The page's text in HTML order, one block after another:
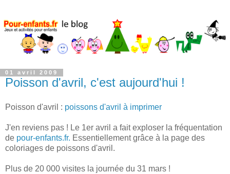
01 avril 2009
Poisson d'avril, c'est aujourd'hui !
Poisson d'avril : poissons d'avril à imprimer
J'en reviens pas ! Le 1er avril a fait exploser la fréquentation
de pour-enfants.fr. Essentiellement grâce à la page des
coloriages de poissons d'avril.
Plus de 20 000 visites la journée du 31 mars !